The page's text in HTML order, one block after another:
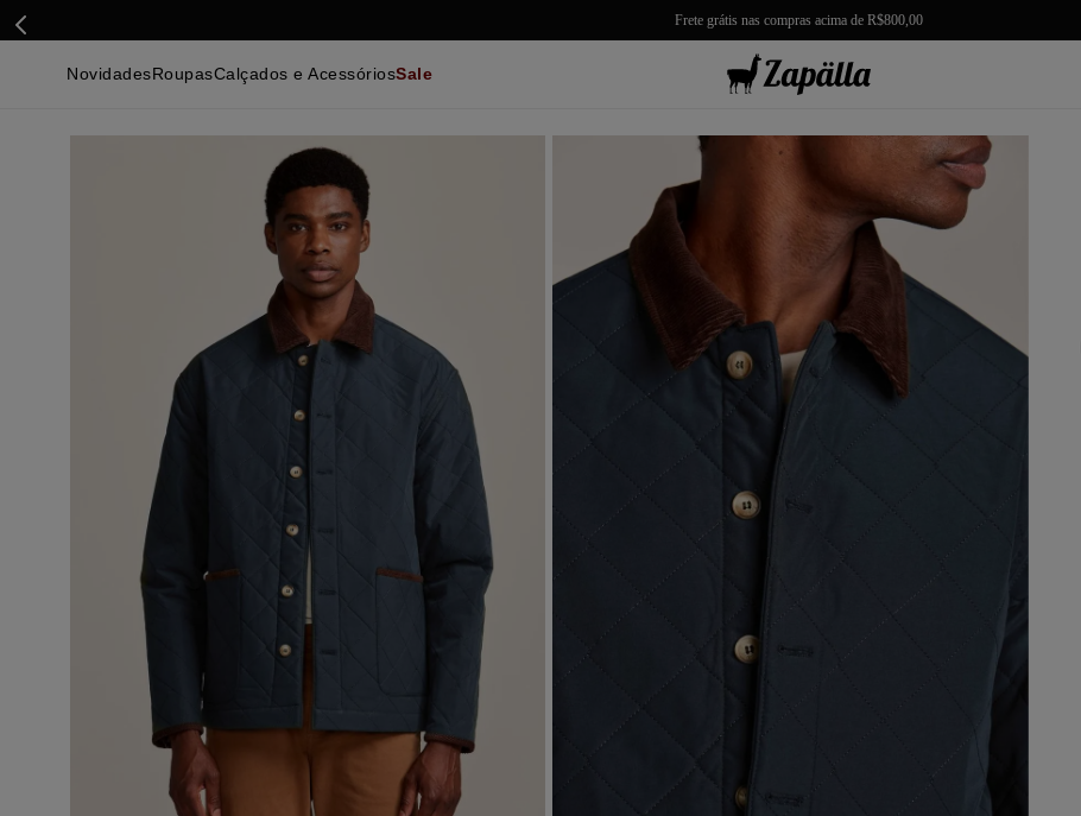
Frete grátis nas compras acima de R$800,00
Novidades Roupas
Malhas e Casacos
Calçados e Acessórios
Acessórios
Sale
Calçados e Acessórios
Ver Tudo